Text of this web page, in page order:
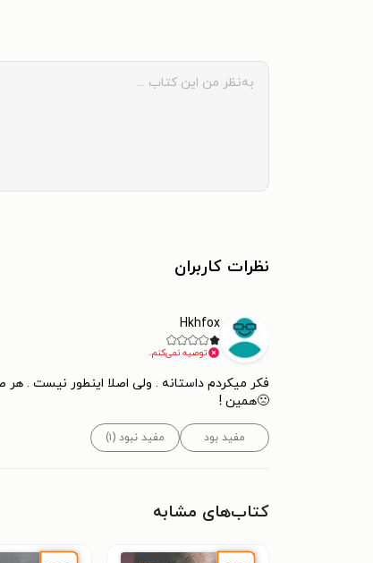
نظرات کاربران
Hkhfox
توصیه نمی‌کنم.
فکر میکردم داستانه . ولی اصلا اینطور نیست .
🙁همین !
مفید بود مفید نبود (۱)
کتاب‌های مشابه